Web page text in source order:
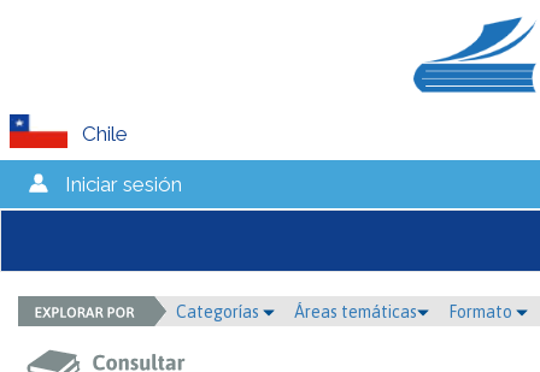
Chile
Iniciar sesión
Categorías Áreas temáticas Formato